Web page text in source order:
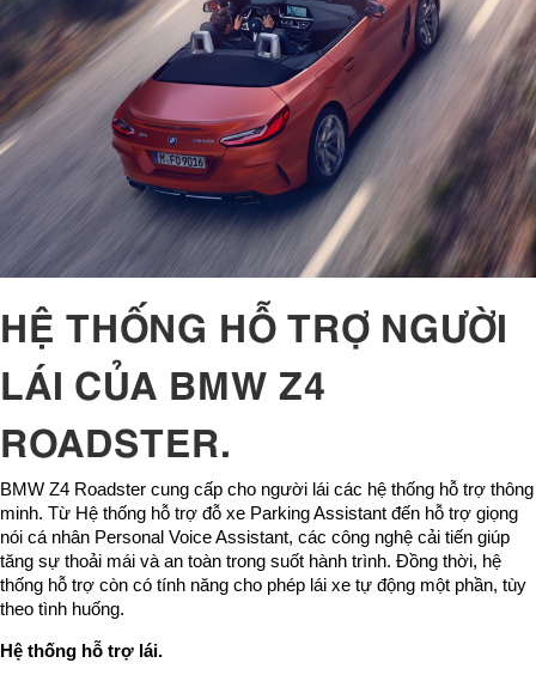
HỆ THỐNG HỖ TRỢ NGƯỜI
LÁI CỦA BMW Z4
ROADSTER.
BMW Z4 Roadster cung cấp cho người lái các hệ thống hỗ trợ thông
minh. Từ Hệ thống hỗ trợ đỗ xe Parking Assistant đến hỗ trợ giọng
nói cá nhân Personal Voice Assistant, các công nghệ cải tiến giúp
tăng sự thoải mái và an toàn trong suốt hành trình. Đồng thời, hệ
thống hỗ trợ còn có tính năng cho phép lái xe tự động một phần, tùy
theo tình huống.
Hệ thống hỗ trợ lái.